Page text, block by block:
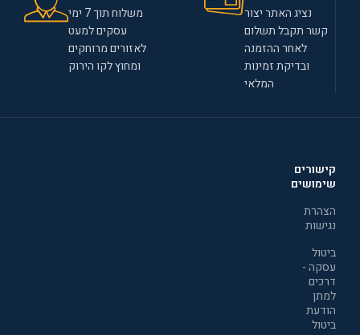
נציג האתר יצור
קשר תקבל תשלום
לאחר ההזמנה
ובדיקת זמינות
המלאי
משלוח תוך 7 ימי
עסקים למעט
לאזורים מרוחקים
ומחוץ לקו הירוק
קישורים
שימושים
הצהרת
נגישות
ביטול
עסקה -
דרכים
למתן
הודעת
ביטול